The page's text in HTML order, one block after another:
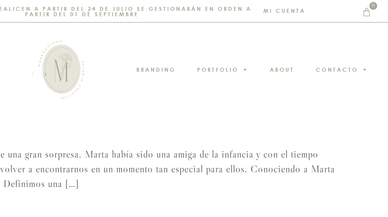
A PARTIR DEL 24 DE JULIO SE GESTIONARÁN EN ORDEN A
PARTIR DEL 01 DE SEPTIEMBRE
MI CUENTA
0
BRANDING PORTFOLIO ABOUT CONTACTO
gran sorpresa. Marta había sido una amiga de la infancia y con el tiempo
a encontrarnos en un momento tan especial para ellos. Conociendo a Marta
Definimos una […]